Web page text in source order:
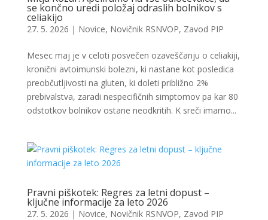
se končno uredi položaj odraslih bolnikov s
celiakijo
27. 5. 2026 | Novice, Novičnik RSNVOP, Zavod PIP
Mesec maj je v celoti posvečen ozaveščanju o celiakiji,
kronični avtoimunski bolezni, ki nastane kot posledica
preobčutljivosti na gluten, ki doleti približno 2%
prebivalstva, zaradi nespecifičnih simptomov pa kar 80
odstotkov bolnikov ostane neodkritih. K sreči imamo...
Pravni piškotek: Regres za letni dopust –
ključne informacije za leto 2026
27. 5. 2026 | Novice, Novičnik RSNVOP, Zavod PIP